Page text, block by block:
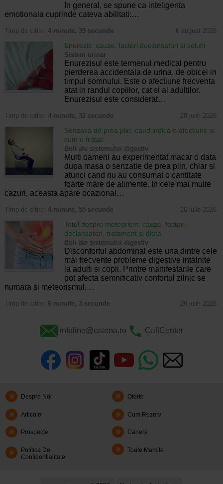
In general, se spune ca inteligenta
emotionala cuprinde cateva abilitati:…
Timp de citire: 4 minute, 39 secunde 6 august 2026
Enurezis: cauze, factori declansatori si solutii
Sistem urinar
Enurezisul este termenul medical pentru
pierderea accidentala de urina, de obicei in
timpul somnului. Este o afectiune frecventa
atat in randul copiilor, cat si al adultilor.
Enurezisul este considerat…
Timp de citire: 4 minute, 32 secunde 28 iulie 2026
Senzatia de prea plin: cand indica o afectiune si
cum o tratati
Boli ale sistemului digestiv
Multi oameni au experimentat macar o data
dupa masa o senzatie de prea plin, chiar si
atunci cand nu au consumat o cantitate
foarte mare de alimente. In cele mai multe
cazuri, aceasta apare ocazional…
Timp de citire: 4 minute, 55 secunde 26 iulie 2026
Totul despre meteorism: cauze, factori
declansatori, tratament si dieta
Boli ale sistemului digestiv
Disconfortul abdominal este una dintre cele
mai frecvente probleme digestive intalnite
la adulti si copii. Printre manifestarile care
pot afecta semnificativ confortul zilnic se
numara si meteorismul,…
Timp de citire: 6 minute, 3 secunde 26 iulie 2026
infoline@catena.ro CallCenter
Despre Noi Oferte
Articole Cum Rezerv
Prospecte Cariere
Politica De
Confidentialitate
Toate Marcile